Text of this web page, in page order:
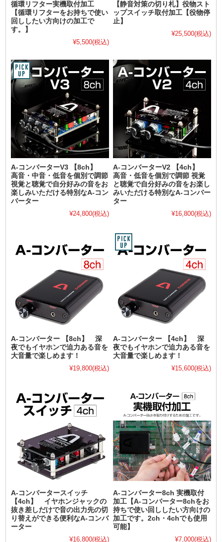
循環リフター実機取付加工
【循環リフターをお持ちで使い
回ししたい方向けの加工で
す。】
¥5,500(税込)
【静音対策の切り札】役物スト
ップスイッチ取付加工【役物停
止】
¥25,500(税込)
A-コンバーターV3 【8ch】
高音・中音・低音を個別で調節
視覚と聴覚で自分好みの音をお
楽しみいただける特別なA-コン
バーター
¥24,800(税込)
A-コンバーターV2 【4ch】
高音・低音を個別で調節 視覚
と聴覚で自分好みの音をお楽し
みいただける特別なA-コンバー
ター
¥16,800(税込)
A-コンバーター 【8ch】 深
夜でもイヤホンで迫力ある音を
大音量で楽しめます！
¥19,800(税込)
A-コンバーター 【4ch】 深
夜でもイヤホンで迫力ある音を
大音量で楽しめます！
¥15,600(税込)
A-コンバータースイッチ
【4ch】 イヤホンジャックの
抜き差しだけで音の出力先の切
り替えができる便利なA-コンバ
ーター
¥16,800(税込)
A-コンバーター8ch 実機取付
加工【A-コンバーター8chをお
持ちで使い回ししたい方向けの
加工です。2ch・4chでも使用
可能】
¥7,000(税込)